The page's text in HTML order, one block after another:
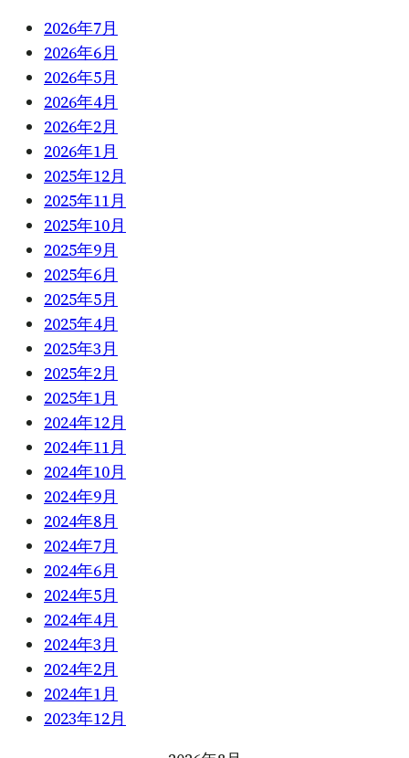
2026年7月
2026年6月
2026年5月
2026年4月
2026年2月
2026年1月
2025年12月
2025年11月
2025年10月
2025年9月
2025年6月
2025年5月
2025年4月
2025年3月
2025年2月
2025年1月
2024年12月
2024年11月
2024年10月
2024年9月
2024年8月
2024年7月
2024年6月
2024年5月
2024年4月
2024年3月
2024年2月
2024年1月
2023年12月